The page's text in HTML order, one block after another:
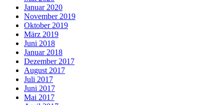
Januar 2020
November 2019
Oktober 2019
März 2019
Juni 2018
Januar 2018
Dezember 2017
August 2017
Juli 2017
Juni 2017
Mai 2017